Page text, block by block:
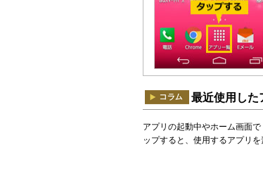
最近使用した
アプリの起動中やホーム画面で
ップすると、使用するアプリを